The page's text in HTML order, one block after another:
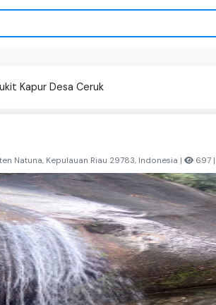
Kapur Desa Ceruk
Natuna, Kepulauan Riau 29783, Indonesia | 697